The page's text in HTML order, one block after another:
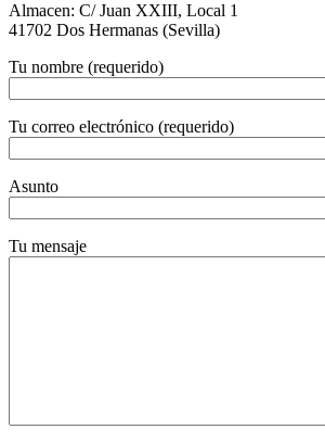
Almacen: C/ Juan XXIII, Local 1
41702 Dos Hermanas (Sevilla)
Tu nombre (requerido)
Tu correo electrónico (requerido)
Asunto
Tu mensaje